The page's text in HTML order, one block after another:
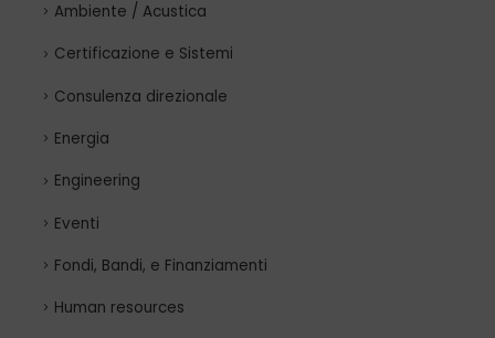
Ambiente / Acustica
Certificazione e Sistemi
Consulenza direzionale
Energia
Engineering
Eventi
Fondi, Bandi, e Finanziamenti
Human resources